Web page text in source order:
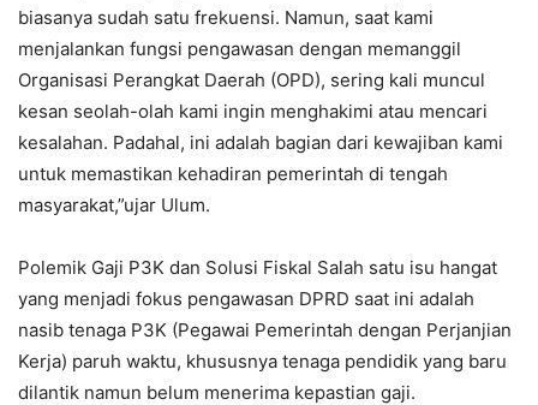
biasanya sudah satu frekuensi. Namun, saat kami
menjalankan fungsi pengawasan dengan memanggil
Organisasi Perangkat Daerah (OPD), sering kali muncul
kesan seolah-olah kami ingin menghakimi atau mencari
kesalahan. Padahal, ini adalah bagian dari kewajiban kami
untuk memastikan kehadiran pemerintah di tengah
masyarakat,”ujar Ulum.
Polemik Gaji P3K dan Solusi Fiskal Salah satu isu hangat
yang menjadi fokus pengawasan DPRD saat ini adalah
nasib tenaga P3K (Pegawai Pemerintah dengan Perjanjian
Kerja) paruh waktu, khususnya tenaga pendidik yang baru
dilantik namun belum menerima kepastian gaji.